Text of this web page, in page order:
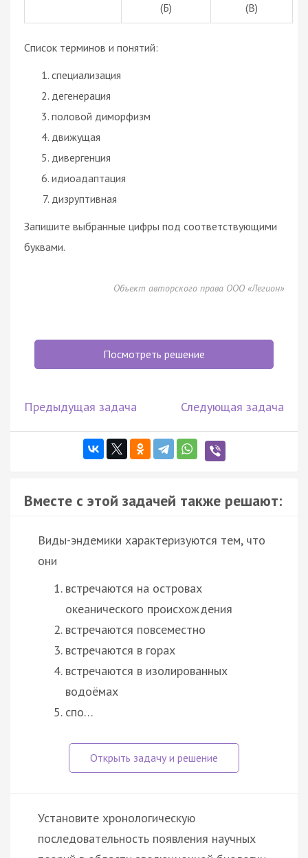
(Б)
(В)
Список терминов и понятий:
специализация
дегенерация
половой диморфизм
движущая
дивергенция
идиоадаптация
дизруптивная
Запишите выбранные цифры под соответствующими
буквами.
Объект авторского права ООО «Легион»
Посмотреть решение
Предыдущая задача Следующая задача
Вместе с этой задачей также решают:
Виды-эндемики характеризуются тем, что
они
встречаются на островах
океанического происхождения
встречаются повсеместно
встречаются в горах
встречаются в изолированных
водоёмах
спо…
Установите хронологическую
последовательность появления научных